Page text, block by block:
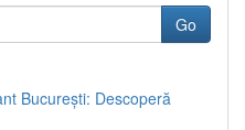
Go
București: Descoperă